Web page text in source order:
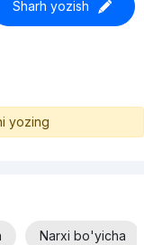
Sharh yozish
yozing
Narxi bo'yicha